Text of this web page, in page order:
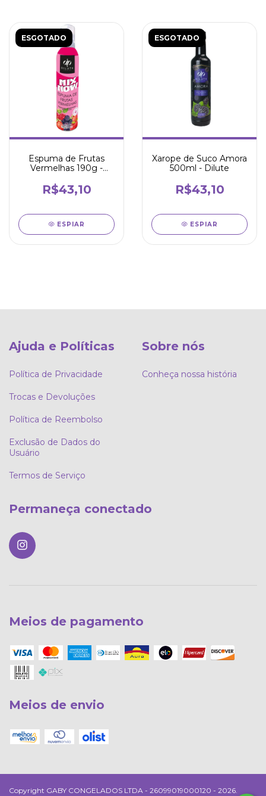
ESGOTADO
Espuma de Frutas
Vermelhas 190g -
R$43,10
ESPIAR
ESGOTADO
Xarope de Suco Amora
500ml - Dilute
R$43,10
ESPIAR
Ajuda e Políticas
Política de Privacidade
Trocas e Devoluções
Política de Reembolso
Exclusão de Dados do
Usuário
Termos de Serviço
Sobre nós
Conheça nossa história
Permaneça conectado
Meios de pagamento
Meios de envio
Copyright GABY CONGELADOS LTDA - 26099019000120 - 2026.